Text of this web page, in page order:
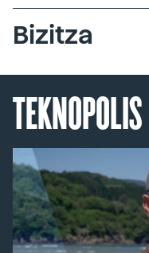
Bizitza
TEKNOPOLIS